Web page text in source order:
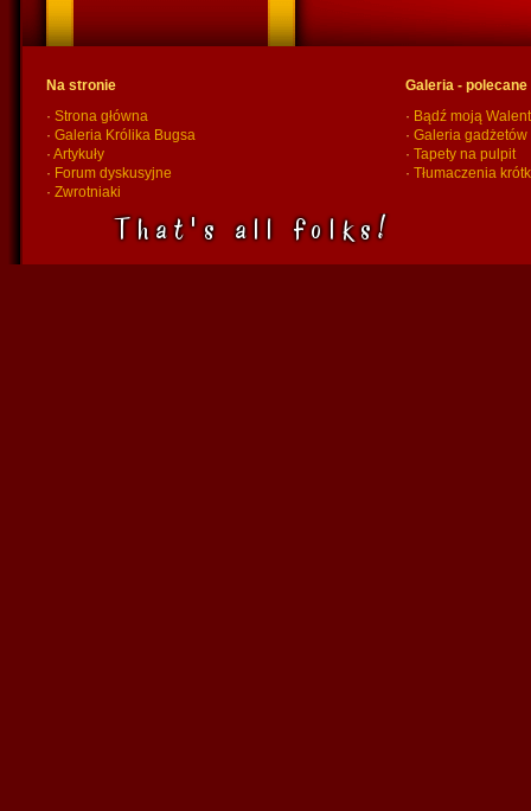
Na stronie
· Strona główna
· Galeria Królika Bugsa
· Artykuły
· Forum dyskusyjne
· Zwrotniaki
Galeria -
· Bądź moją
·Galeria
·Tapety na pulpit
·Tłumaczenia